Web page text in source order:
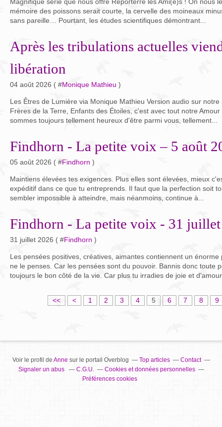
mémoire des poissons serait courte, la cervelle des moineaux
sans pareille… Pourtant, les études scientifiques démontrant...
Après les tribulations actuelles
libération
04 août 2026 ( #Monique Mathieu )
Les Êtres de Lumière via Monique Mathieu Version audio sur
Frères de la Terre, Enfants des Étoiles, c'est avec tout notre
sommes toujours tellement heureux d'être parmi vous, tellement...
Findhorn - La petite voix – 5 août
05 août 2026 ( #Findhorn )
Maintiens élevées tes exigences. Plus elles sont élevées, mieux
expéditif dans ce que tu entreprends. Il faut que la perfection soit
sembler impossible à atteindre, mais néanmoins, continue à...
Findhorn - La petite voix - 31
31 juillet 2026 ( #Findhorn )
Les pensées positives, créatives, aimantes contiennent un
ne le penses. Car les pensées sont du pouvoir. Bannis donc toute
toujours le bon côté de la vie. Car plus tu irradies de joie et
<< < 1 2 3 4 5 6 7 8 9
Voir le profil de Anne sur le portail Overblog Top articles
Contact
Signaler un abus
C.G.U.
Cookies et données personnelles
Préférences cookies